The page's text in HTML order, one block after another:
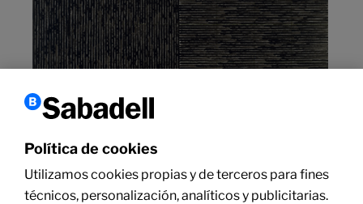
Política de cookies
Utilizamos cookies propias y de terceros para fines
técnicos, personalización, analíticos y publicitarias.